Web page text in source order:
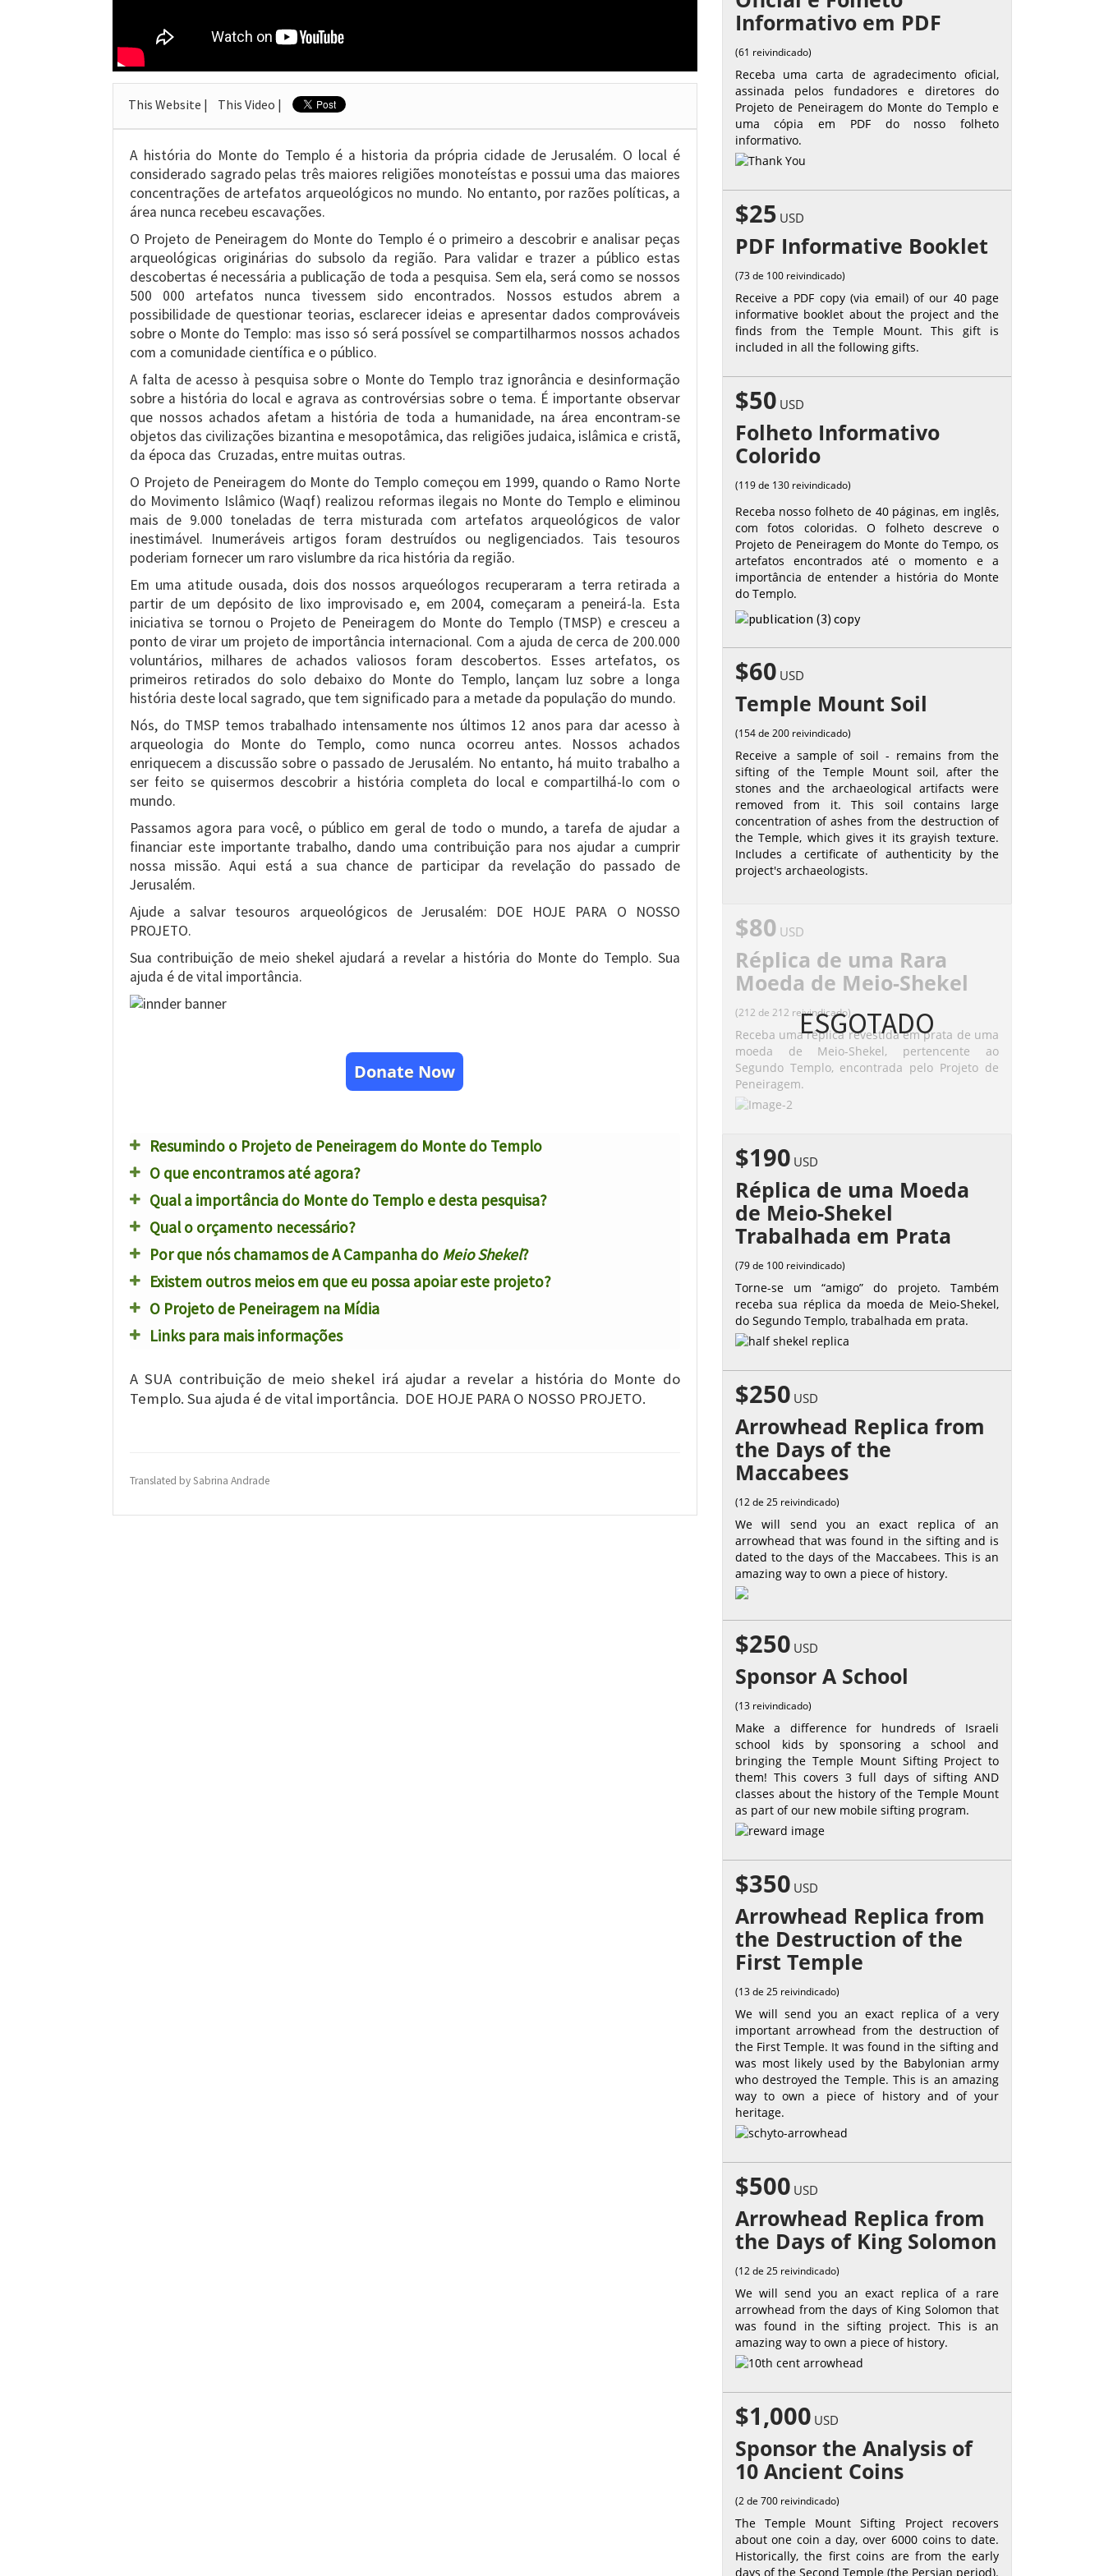
This Website | This Video |
A história do Monte do Templo é a historia da própria cidade de Jerusalém. O local é
considerado sagrado pelas três maiores religiões monoteístas e possui uma das maiores
concentrações de artefatos arqueológicos no mundo. No entanto, por razões políticas, a
área nunca recebeu escavações.
O Projeto de Peneiragem do Monte do Templo é o primeiro a descobrir e analisar peças
arqueológicas originárias do subsolo da região. Para validar e trazer a público estas
descobertas é necessária a publicação de toda a pesquisa. Sem ela, será como se nossos
500 000 artefatos nunca tivessem sido encontrados. Nossos estudos abrem a
possibilidade de questionar teorias, esclarecer ideias e apresentar dados comprováveis
sobre o Monte do Templo: mas isso só será possível se compartilharmos nossos achados
com a comunidade científica e o público.
A falta de acesso à pesquisa sobre o Monte do Templo traz ignorância e desinformação
sobre a história do local e agrava as controvérsias sobre o tema. É importante observar
que nossos achados afetam a história de toda a humanidade, na área encontram-se
objetos das civilizações bizantina e mesopotâmica, das religiões judaica, islâmica e cristã,
da época das Cruzadas, entre muitas outras.
O Projeto de Peneiragem do Monte do Templo começou em 1999, quando o Ramo Norte
do Movimento Islâmico (Waqf) realizou reformas ilegais no Monte do Templo e eliminou
mais de 9.000 toneladas de terra misturada com artefatos arqueológicos de valor
inestimável. Inumeráveis artigos foram destruídos ou negligenciados. Tais tesouros
poderiam fornecer um raro vislumbre da rica história da região.
Em uma atitude ousada, dois dos nossos arqueólogos recuperaram a terra retirada a
partir de um depósito de lixo improvisado e, em 2004, começaram a peneirá-la. Esta
iniciativa se tornou o Projeto de Peneiragem do Monte do Templo (TMSP) e cresceu a
ponto de virar um projeto de importância internacional. Com a ajuda de cerca de 200.000
voluntários, milhares de achados valiosos foram descobertos. Esses artefatos, os
primeiros retirados do solo debaixo do Monte do Templo, lançam luz sobre a longa
história deste local sagrado, que tem significado para a metade da população do mundo.
Nós, do TMSP temos trabalhado intensamente nos últimos 12 anos para dar acesso à
arqueologia do Monte do Templo, como nunca ocorreu antes. Nossos achados
enriquecem a discussão sobre o passado de Jerusalém. No entanto, há muito trabalho a
ser feito se quisermos descobrir a história completa do local e compartilhá-lo com o
mundo.
Passamos agora para você, o público em geral de todo o mundo, a tarefa de ajudar a
financiar este importante trabalho, dando uma contribuição para nos ajudar a cumprir
nossa missão. Aqui está a sua chance de participar da revelação do passado de
Jerusalém.
Ajude a salvar tesouros arqueológicos de Jerusalém: DOE HOJE PARA O NOSSO
PROJETO.
Sua contribuição de meio shekel ajudará a revelar a história do Monte do Templo. Sua
ajuda é de vital importância.
Donate Now
Resumindo o Projeto de Peneiragem do Monte do Templo
O que encontramos até agora?
Qual a importância do Monte do Templo e desta pesquisa?
Qual o orçamento necessário?
Por que nós chamamos de A Campanha do Meio Shekel?
Existem outros meios em que eu possa apoiar este projeto?
O Projeto de Peneiragem na Mídia
Links para mais informações
A SUA contribuição de meio shekel irá ajudar a revelar a história do Monte do
Templo. Sua ajuda é de vital importância. DOE HOJE PARA O NOSSO PROJETO.
Translated by Sabrina Andrade
Informativo em PDF
(61 reivindicado)
Receba uma carta de agradecimento oficial,
assinada pelos fundadores e diretores do
Projeto de Peneiragem do Monte do Templo e
uma cópia em PDF do nosso folheto
informativo.
$25 USD
PDF Informative Booklet
(73 de 100 reivindicado)
Receive a PDF copy (via email) of our 40 page
informative booklet about the project and the
finds from the Temple Mount. This gift is
included in all the following gifts.
$50 USD
Folheto Informativo
Colorido
(119 de 130 reivindicado)
Receba nosso folheto de 40 páginas, em inglês,
com fotos coloridas. O folheto descreve o
Projeto de Peneiragem do Monte do Tempo, os
artefatos encontrados até o momento e a
importância de entender a história do Monte
do Templo.
$60 USD
Temple Mount Soil
(154 de 200 reivindicado)
Receive a sample of soil - remains from the
sifting of the Temple Mount soil, after the
stones and the archaeological artifacts were
removed from it. This soil contains large
concentration of ashes from the destruction of
the Temple, which gives it its grayish texture.
Includes a certificate of authenticity by the
project's archaeologists.
ESGOTADO
$80 USD
Réplica de uma Rara
Moeda de Meio-Shekel
(212 de 212 reivindicado)
Receba uma réplica revestida em prata de uma
moeda de Meio-Shekel, pertencente ao
Segundo Templo, encontrada pelo Projeto de
Peneiragem.
$190 USD
Réplica de uma Moeda
de Meio-Shekel
Trabalhada em Prata
(79 de 100 reivindicado)
Torne-se um “amigo” do projeto. Também
receba sua réplica da moeda de Meio-Shekel,
do Segundo Templo, trabalhada em prata.
$250 USD
Arrowhead Replica from
the Days of the
Maccabees
(12 de 25 reivindicado)
We will send you an exact replica of an
arrowhead that was found in the sifting and is
dated to the days of the Maccabees. This is an
amazing way to own a piece of history.
$250 USD
Sponsor A School
(13 reivindicado)
Make a difference for hundreds of Israeli
school kids by sponsoring a school and
bringing the Temple Mount Sifting Project to
them! This covers 3 full days of sifting AND
classes about the history of the Temple Mount
as part of our new mobile sifting program.
$350 USD
Arrowhead Replica from
the Destruction of the
First Temple
(13 de 25 reivindicado)
We will send you an exact replica of a very
important arrowhead from the destruction of
the First Temple. It was found in the sifting and
was most likely used by the Babylonian army
who destroyed the Temple. This is an amazing
way to own a piece of history and of your
heritage.
$500 USD
Arrowhead Replica from
the Days of King Solomon
(12 de 25 reivindicado)
We will send you an exact replica of a rare
arrowhead from the days of King Solomon that
was found in the sifting project. This is an
amazing way to own a piece of history.
$1,000 USD
Sponsor the Analysis of
10 Ancient Coins
(2 de 700 reivindicado)
The Temple Mount Sifting Project recovers
about one coin a day, over 6000 coins to date.
Historically, the first coins are from the early
days of the Second Temple (the Persian period).